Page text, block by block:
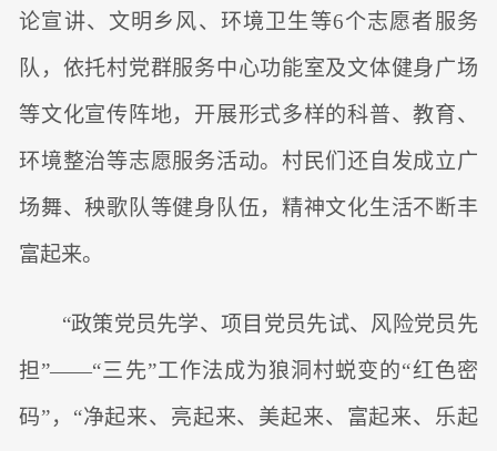
论宣讲、文明乡风、环境卫生等6个志愿者服务
队，依托村党群服务中心功能室及文体健身广场
等文化宣传阵地，开展形式多样的科普、教育、
环境整治等志愿服务活动。村民们还自发成立广
场舞、秧歌队等健身队伍，精神文化生活不断丰
富起来。
“政策党员先学、项目党员先试、风险党员先
担”——“三先”工作法成为狼洞村蜕变的“红色密
码”，“净起来、亮起来、美起来、富起来、乐起